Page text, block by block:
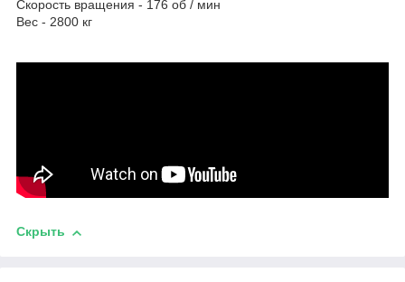
Скорость вращения - 176 об / мин
Вес - 2800 кг
Скрыть